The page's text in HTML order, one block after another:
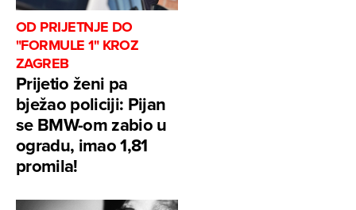
OD PRIJETNJE DO
"FORMULE 1" KROZ
ZAGREB
Prijetio ženi pa
bježao policiji: Pijan
se BMW-om zabio u
ogradu, imao 1,81
promila!